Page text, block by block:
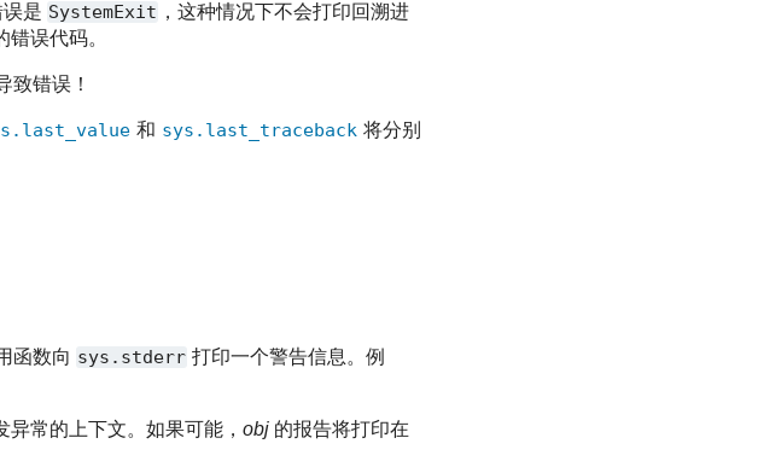
是 SystemExit ，这种情况下不会打印回溯进
错误代码。
致错误！
和 sys.last_traceback 将分别
函数向 sys.stderr 打印一个警告信息。例
异常的上下文。如果可能，obj 的报告将打印在